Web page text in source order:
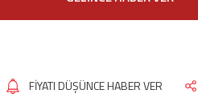
FİYATI DÜŞÜNCE HABER VER